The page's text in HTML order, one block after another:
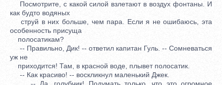
Посмотрите, с какой силой взлетают в воздух фонтаны. И
как будто водяных
струй в них больше, чем пара. Если я не ошибаюсь, эта
особенность присуща
полосатикам?
-- Правильно, Дик! -- ответил капитан Гуль. -- Сомневаться
уж не
приходится! Там, в красной воде, плывет полосатик.
-- Как красиво! -- воскликнул маленький Джек.
-- Да, голубчик! Подумать только, что это огромное